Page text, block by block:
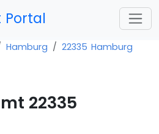
Hamburg 22335 Hamburg
22335